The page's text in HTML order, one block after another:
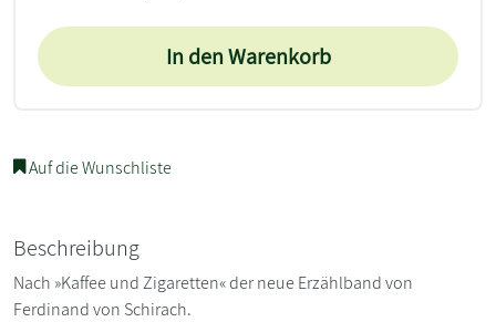
In den Warenkorb
Auf die Wunschliste
Beschreibung
Nach »Kaffee und Zigaretten« der neue Erzählband von
Ferdinand von Schirach.